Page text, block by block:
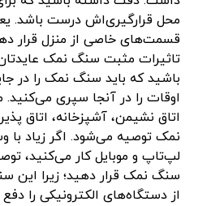
محل قرارگیری‌اش درست باشد.
قسمت‌های خاصی از منزل قرار
تاثیرات مثبت سنگ نمک
باشید که باید سنگ نمک را در
اوقات را در آنجا سپری می‌کنید.
اتاق نشیمن، آشپزخانه، اتاق
نمک توصیه می‌شود. اگر زیاد با
لپ‌تاپ و موبایل کار می‌کنید،
سنگ نمک قرار دهید؛ زیرا این
از دستگاه‌های الکترونیکی را